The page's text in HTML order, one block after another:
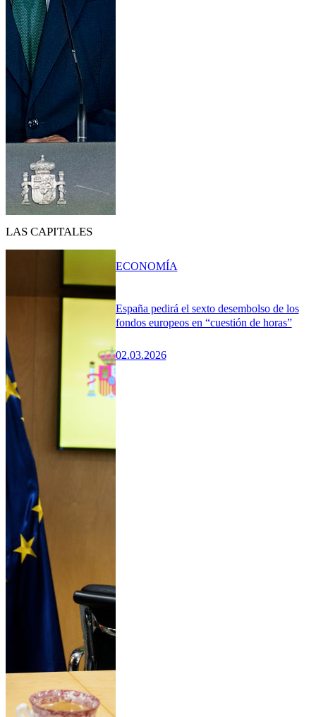
LAS CAPITALES
España pedirá el sexto desembolso de los
fondos europeos en “cuestión de horas”
02.03.2026
ECONOMÍA